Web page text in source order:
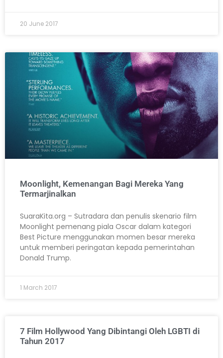
20 June 2017
Moonlight, Kemenangan Bagi Mereka Yang
Termarjinalkan
SuaraKita.org – Sutradara dan penulis skenario film
Moonlight pemenang piala Oscar dalam kategori
Best Picture menggunakan momen besar mereka
untuk memberi peringatan kepada pemerintahan
Donald Trump.
1 March 2017
7 Film Hollywood Yang Dibintangi Oleh LGBTI di
Tahun 2017